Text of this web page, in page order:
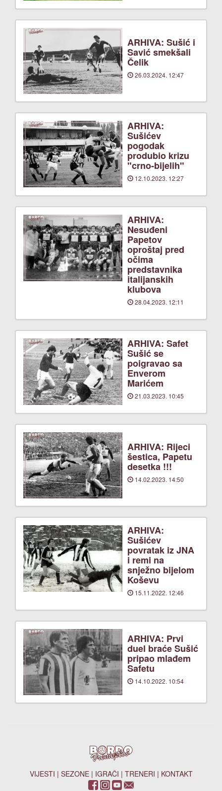
ARHIVA: Sušić i
Savić smekšali
Čelik
26.03.2024. 12:47
ARHIVA:
Sušićev
pogodak
produbio krizu
"crno-bijelih"
12.10.2023. 12:27
ARHIVA:
Nesuđeni
Papetov
oproštaj pred
očima
predstavnika
italijanskih
klubova
28.04.2023. 12:11
ARHIVA: Safet
Sušić se
poigravao sa
Enverom
Marićem
21.03.2023. 10:45
ARHIVA: Rijeci
šestica, Papetu
desetka !!!
14.02.2023. 14:50
ARHIVA:
Sušićev
povratak iz JNA
i remi na
snježno bijelom
Koševu
15.11.2022. 12:46
ARHIVA: Prvi
duel braće Sušić
pripao mlađem
Safetu
14.10.2022. 10:54
VIJESTI | SEZONE| IGRAČI | TRENERI | KONTAKT